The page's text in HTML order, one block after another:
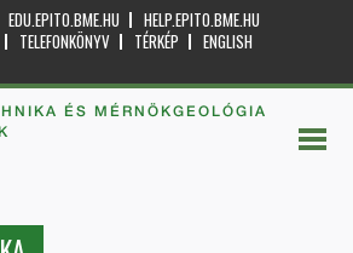
EDU.EPITO.BME.HU
HELP.EPITO.BME.HU
TELEFONKÖNYV TÉRKÉP
ENGLISH
ÉS MÉRNÖKGEOLÓGIA